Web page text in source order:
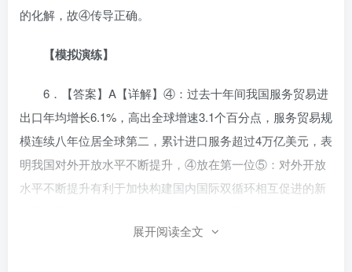
的化解，故④传导正确。
【模拟演练】
6．【答案】A【详解】④：过去十年间我国服务贸易进
出口年均增长6.1%，高出全球增速3.1个百分点，服务贸易规
模连续八年位居全球第二，累计进口服务超过4万亿美元，表
明我国对外开放水平不断提升，④放在第一位⑤：对外开放
水平不断提升有利于加快构建国内国际双循环相互促进的新
足人民对美好生活的向往，③放在第三位。①：满足人民美
展开阅读全文